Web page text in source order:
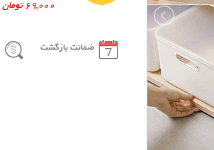
69,000 تومان
ضمانت بازگشت